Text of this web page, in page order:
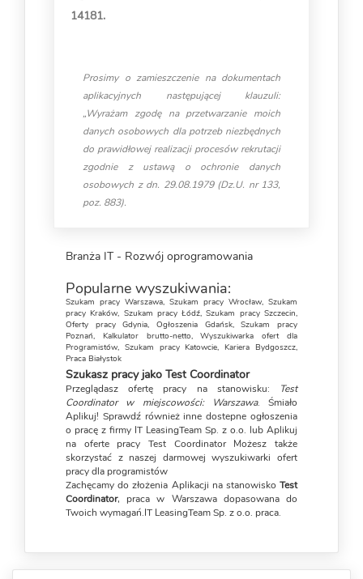
14181.
Prosimy o zamieszczenie na dokumentach
aplikacyjnych następującej klauzuli:
„Wyrażam zgodę na przetwarzanie moich
danych osobowych dla potrzeb niezbędnych
do prawidłowej realizacji procesów rekrutacji
zgodnie z ustawą o ochronie danych
osobowych z dn. 29.08.1979 (Dz.U. nr 133,
poz. 883).
Branża IT - Rozwój oprogramowania
Popularne wyszukiwania:
Szukam pracy Warszawa, Szukam pracy Wrocław, Szukam
pracy Kraków, Szukam pracy Łódź,Szukam pracy Szczecin,
Oferty pracy Gdynia,Ogłoszenia Gdańsk,Szukam pracy
Poznań, Kalkulator brutto-netto,Wyszukiwarka ofert dla
Programistów, Szukam pracy Katowcie,Kariera Bydgoszcz,
Praca Białystok
Szukasz pracy jako Test Coordinator
Przeglądasz ofertę pracy na stanowisku:
Test
Coordinator w miejscowości: Warszawa. Śmiało
Aplikuj! Sprawdź również inne dostepne ogłoszenia
o pracę z firmy IT LeasingTeam Sp. z o.o. lub Aplikuj
na oferte pracy Test Coordinator Możesz także
skorzystać z naszej darmowejwyszukiwarki ofert
pracy dla programistów
Zachęcamy do złożenia Aplikacji na stanowisko Test
Coordinator, praca w Warszawa dopasowana do
Twoich wymagań.IT LeasingTeam Sp. z o.o. praca.